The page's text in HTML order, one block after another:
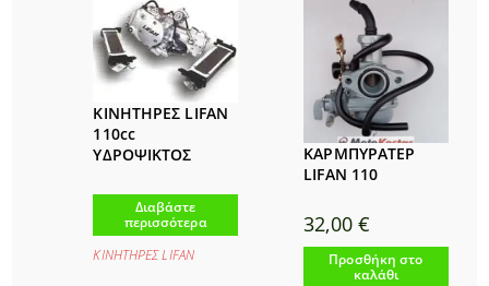
ΚΙΝΗΤΗΡΕΣ LIFAN
110cc
ΥΔΡΟΨΙΚΤΟΣ
Διαβάστε
περισσότερα
ΚΙΝΗΤΗΡΕΣ LIFAΝ
ΚΑΡΜΠΥΡΑΤΕΡ
LIFAN 110
32,00 €
Προσθήκη στο
καλάθι